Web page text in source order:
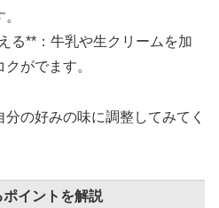
る**：牛乳や生クリームを加
がでます。
の好みの味に調整してみてく
イントを解説